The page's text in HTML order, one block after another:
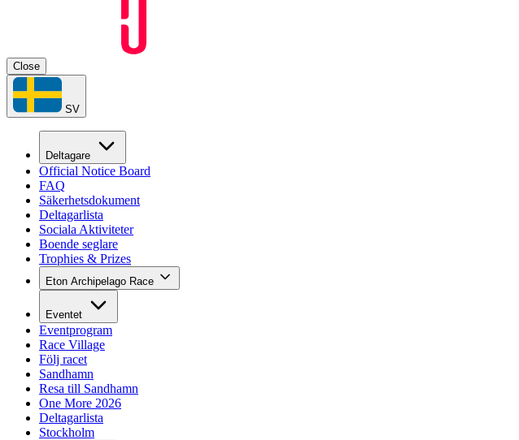
Close
SV
Deltagare
Official Notice Board
FAQ
Säkerhetsdokument
Deltagarlista
Sociala Aktiviteter
Boende seglare
Trophies & Prizes
Eton Archipelago Race
Eventet
Eventprogram
Race Village
Följ racet
Sandhamn
Resa till Sandhamn
One More 2026
Deltagarlista
Stockholm